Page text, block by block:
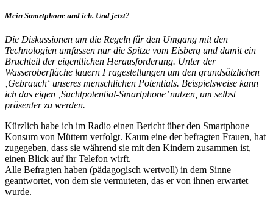
Mein Smartphone und ich. Und jetzt?
Die Diskussionen um die Regeln für den Umgang mit den
Technologien umfassen nur die Spitze vom Eisberg und damit ein
Bruchteil der eigentlichen Herausforderung. Unter der
Wasseroberfläche lauern Fragestellungen um den grundsätzlichen
‚Gebrauch‘ unseres menschlichen Potentials. Beispielsweise kann
ich das eigen ‚Suchtpotential-Smartphone’ nutzen, um selbst
präsenter zu werden.
Kürzlich habe ich im Radio einen Bericht über den Smartphone
Konsum von Müttern verfolgt. Kaum eine der befragten Frauen, hat
zugegeben, dass sie während sie mit den Kindern zusammen ist,
einen Blick auf ihr Telefon wirft.
Alle Befragten haben (pädagogisch wertvoll) in dem Sinne
geantwortet, von dem sie vermuteten, das er von ihnen erwartet
wurde.